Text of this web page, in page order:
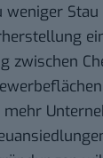
weniger
zwischen